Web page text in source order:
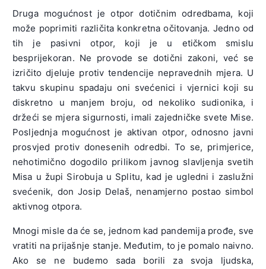
Druga mogućnost je otpor dotičnim odredbama, koji
može poprimiti različita konkretna očitovanja. Jedno od
tih je pasivni otpor, koji je u etičkom smislu
besprijekoran. Ne provode se dotični zakoni, već se
izričito djeluje protiv tendencije nepravednih mjera. U
takvu skupinu spadaju oni svećenici i vjernici koji su
diskretno u manjem broju, od nekoliko sudionika, i
držeći se mjera sigurnosti, imali zajedničke svete Mise.
Posljednja mogućnost je aktivan otpor, odnosno javni
prosvjed protiv donesenih odredbi. To se, primjerice,
nehotimično dogodilo prilikom javnog slavljenja svetih
Misa u župi Sirobuja u Splitu, kad je ugledni i zaslužni
svećenik, don Josip Delaš, nenamjerno postao simbol
aktivnog otpora.
Mnogi misle da će se, jednom kad pandemija prođe, sve
vratiti na prijašnje stanje. Međutim, to je pomalo naivno.
Ako se ne budemo sada borili za svoja ljudska,